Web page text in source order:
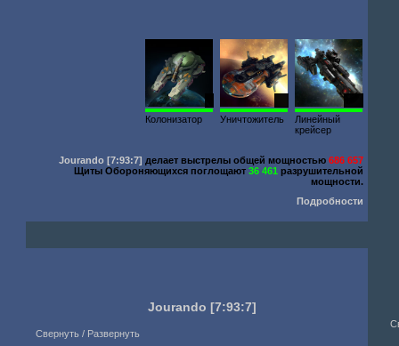
Колонизатор
Уничтожитель
Линейный
крейсер
Jourando [7:93:7] делает выстрелы общей мощностью686 657
Щиты Обороняющихся поглощают36 461 разрушительной
мощности.
Подробности
Jourando [7:93:7]
Свернуть / Развернуть